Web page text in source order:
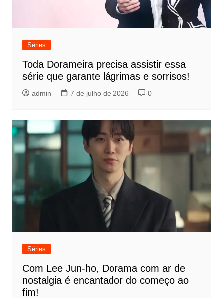
Séries
Toda Dorameira precisa assistir essa
série que garante lágrimas e sorrisos!
admin 7 de julho de 2026 0
Séries
Com Lee Jun-ho, Dorama com ar de
nostalgia é encantador do começo ao
fim!